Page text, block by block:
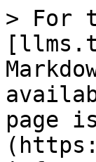
> For
page